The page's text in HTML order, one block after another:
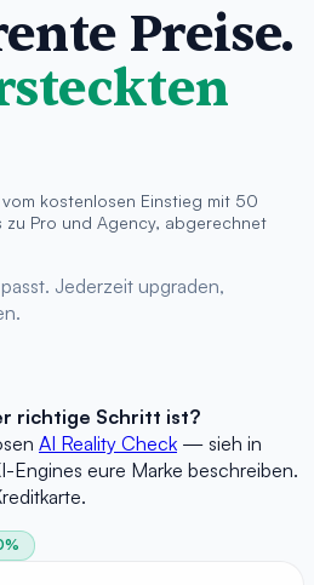
Preise.
kostenlosen Einstieg mit 50
Pro und Agency, abgerechnet
Jederzeit upgraden,
richtige Schritt ist?
AI Reality Check — sieh in
Engines eure Marke beschreiben.